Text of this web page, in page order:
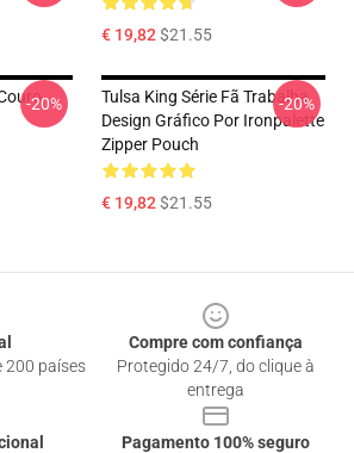
€ 19,82$21.55
-20%
Tulsa King Série Fã Trabalha
Design Gráfico Por Ironpalette
Zipper Pouch
€ 19,82$21.55
-20%
200 países
Compre com confiança
Protegido 24/7, do clique à
entrega
Pagamento 100% seguro